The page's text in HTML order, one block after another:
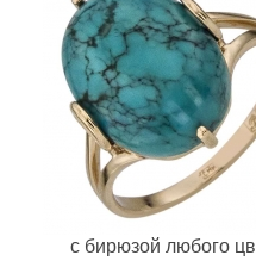
с бирюзой любого